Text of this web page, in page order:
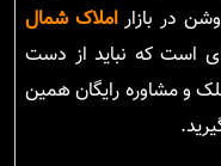
در بازاراملاک شمال
است که نباید از دست
و مشاوره رایگان همین